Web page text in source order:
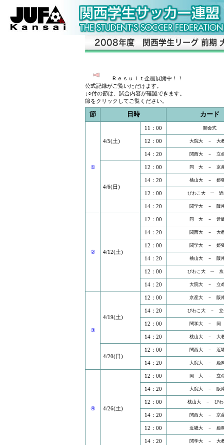
Ｒｅｓｕｌｔ企画展
公式記録がご覧いただけます。
↓○付の節は、試合内容が確認できます。
節をクリックしてご覧ください。
節 日時 カード
①
4/5(土)
11：00 開会式
12：00 大院大 － 大
14：20 関西大 － 立
4/6(日)
12：00 同 大 － 京
14：20 桃山大 － 姫
12：00 びわこ大 ー 近
14：20 関学大 － 阪
② 4/12(土)
12：00 同 大 － 近
14：20 関西大 － 大
12：00 関学大 － 姫
14：20 桃山大 － 阪
12：00 びわこ大 ー 京
14：20 大院大 － 立
③
4/19(土)
12：00 京産大 － 阪
14：20 びわこ大 － 立
12：00 関学大 － 同
14：20 桃山大 － 大
4/20(日)
12：00 関西大 － 近
14：20 大院大 － 姫
④ 4/26(土)
12：00 同 大 － 立
14：20 大院大 － 阪
12：00 桃山大 － びわ
14：20 関西大 － 京
12：00 近畿大 － 姫
14：20 関学大 － 大